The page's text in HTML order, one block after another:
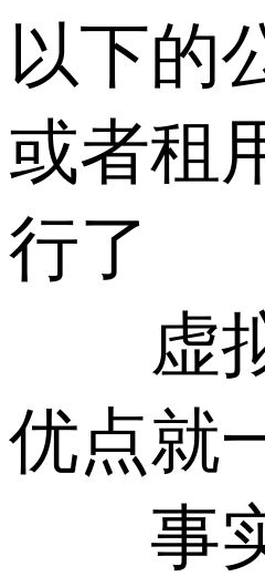
以下的
或者租
行了
虚拟
优点就
事实